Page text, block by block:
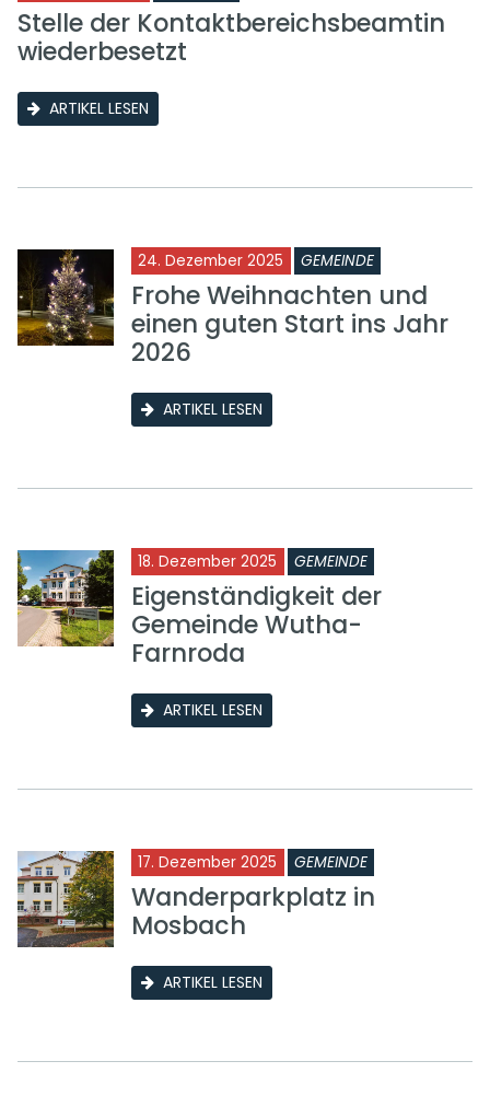
Stelle der Kontaktbereichsbeamtin
wiederbesetzt
ARTIKEL LESEN
24. Dezember 2025 GEMEINDE
Frohe Weihnachten und
einen guten Start ins Jahr
2026
ARTIKEL LESEN
18. Dezember 2025 GEMEINDE
Eigenständigkeit der
Gemeinde Wutha-
Farnroda
ARTIKEL LESEN
17. Dezember 2025 GEMEINDE
Wanderparkplatz in
Mosbach
ARTIKEL LESEN